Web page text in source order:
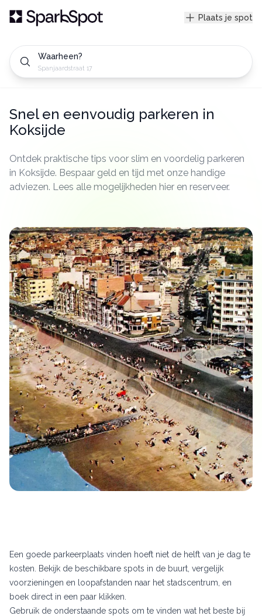
Plaats je spot
Waarheen?
Spanjaardstraat 17 Bruges,
Snel en eenvoudig parkeren in
Koksijde
Ontdek praktische tips voor slim en voordelig parkeren
in Koksijde. Bespaar geld en tijd met onze handige
adviezen. Lees alle mogelijkheden hier en reserveer.
Een goede parkeerplaats vinden hoeft niet de helft van je dag te
kosten. Bekijk de beschikbare spots in de buurt, vergelijk
voorzieningen en loopafstanden naar het stadscentrum, en
boek direct in een paar klikken.
Gebruik de onderstaande spots om te vinden wat het beste bij